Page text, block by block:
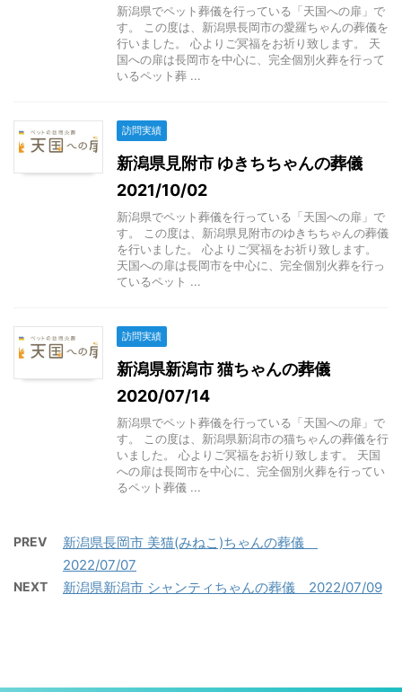
新潟県でペット葬儀を行っている「天国への扉」で
す。 この度は、新潟県長岡市の愛羅ちゃんの葬儀を
行いました。 心よりご冥福をお祈り致します。 天
国への扉は長岡市を中心に、完全個別火葬を行って
いるペット葬 ...
訪問実績
新潟県見附市 ゆきちちゃんの葬儀
2021/10/02
新潟県でペット葬儀を行っている「天国への扉」で
す。 この度は、新潟県見附市のゆきちちゃんの葬儀
を行いました。 心よりご冥福をお祈り致します。
天国への扉は長岡市を中心に、完全個別火葬を行っ
ているペット ...
訪問実績
新潟県新潟市 猫ちゃんの葬儀
2020/07/14
新潟県でペット葬儀を行っている「天国への扉」で
す。 この度は、新潟県新潟市の猫ちゃんの葬儀を行
いました。 心よりご冥福をお祈り致します。 天国
への扉は長岡市を中心に、完全個別火葬を行ってい
るペット葬儀 ...
PREV
新潟県長岡市 美猫(みねこ)ちゃんの葬儀
2022/07/07
NEXT 新潟県新潟市 シャンティちゃんの葬儀 2022/07/09